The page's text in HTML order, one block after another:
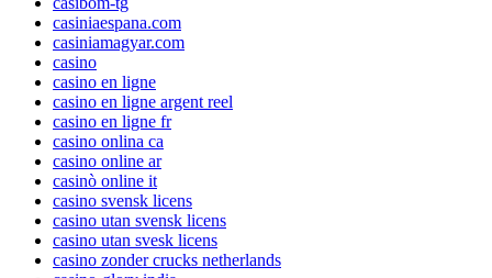
casiniaespana.com
casiniamagyar.com
casino
casino en ligne
casino en ligne argent reel
casino en ligne fr
casino onlina ca
casino online ar
casinò online it
casino svensk licens
casino utan svensk licens
casino utan svesk licens
casino zonder crucks netherlands